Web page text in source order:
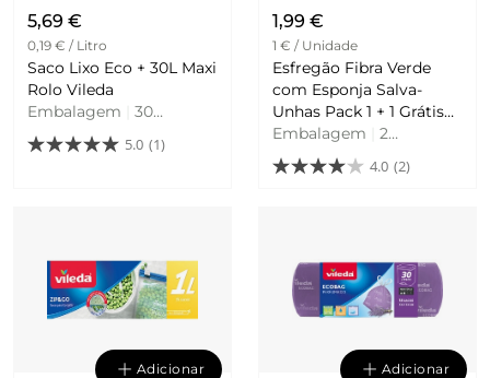
5,69 €
0,19 € / Litro
Saco Lixo Eco + 30L Maxi
Rolo Vileda
Embalagem
30
Unidades
5.0 (1)
1,99 €
1 € / Unidade
Esfregão Fibra Verde
com Esponja Salva-
Unhas Pack 1 + 1 Grátis
Vileda
Embalagem
2
Unidades
4.0 (2)
Adicionar Adicionar